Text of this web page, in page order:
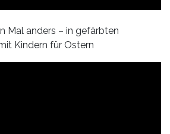
Mal anders – in gefärbten
Kindern für Ostern